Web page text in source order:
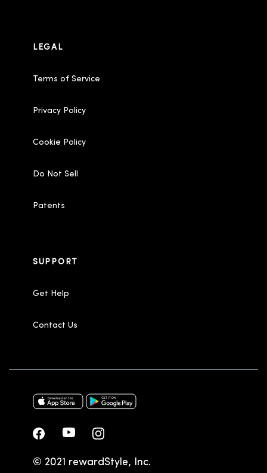
LEGAL
Terms of Service
Privacy Policy
Cookie Policy
Do Not Sell
Patents
SUPPORT
Get Help
Contact Us
© 2021 rewardStyle, Inc.